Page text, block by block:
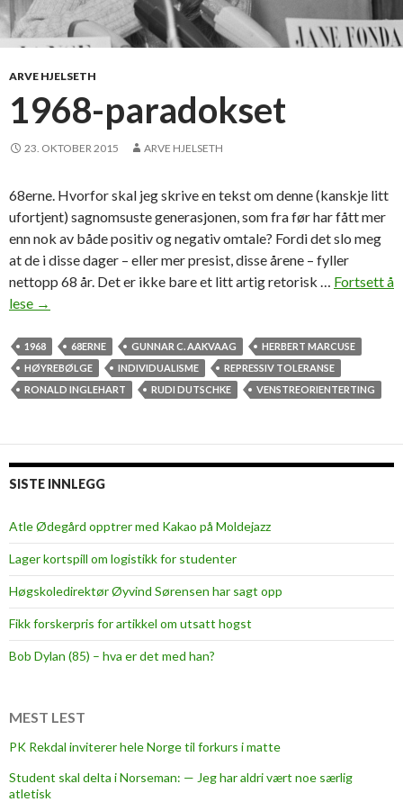
ARVE HJELSETH
1968-paradokset
23. OKTOBER 2015 ARVE HJELSETH
68erne. Hvorfor skal jeg skrive en tekst om denne (kanskje litt
ufortjent) sagnomsuste generasjonen, som fra før har fått mer
enn nok av både positiv og negativ omtale? Fordi det slo meg
at de i disse dager – eller mer presist, disse årene – fyller
nettopp 68 år. Det er ikke bare et litt artig retorisk … Fortsett å
lese 1
6
8
-
a
o
k
s
e
t
→
1968 68ERNE GUNNAR C. AAKVAAG
HERBERT MARCUSE
HØYREBØLGE
INDIVIDUALISME
REPRESSIV TOLERANSE
RONALD INGLEHART
RUDI DUTSCHKE VENSTREORIENTERTING
SISTE INNLEGG
Atle Ødegård opptrer med Kakao på Moldejazz
Lager kortspill om logistikk for studenter
Høgskoledirektør Øyvind Sørensen har sagt opp
Fikk forskerpris for artikkel om utsatt hogst
Bob Dylan (85) – hva er det med han?
MEST LEST
PK Rekdal inviterer hele Norge til forkurs i matte
Student skal delta i Norseman: — Jeg har aldri vært noe særlig
atletisk